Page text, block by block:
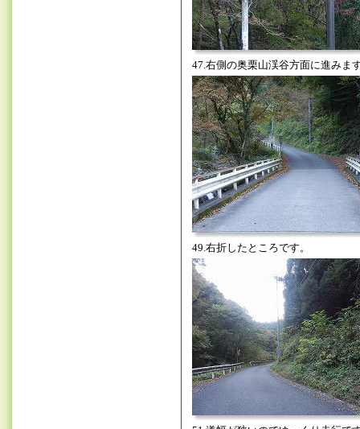
47.右側の奥栗山渓谷方面に進みま
49.右折したところです。